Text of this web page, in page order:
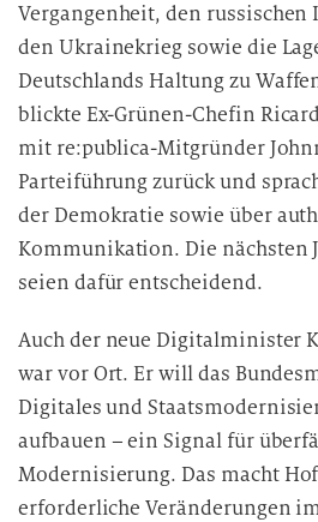
Vergangenheit, den
den Ukrainekrieg sowie die
Deutschlands Haltung zu
blickte Ex-Grünen-Chefin
mit re:publica-Mitgründer
Parteiführung zurück und
der Demokratie sowie über
Kommunikation. Die nächsten
seien dafür entscheidend.
Auch der neue Digitalminister
war vor Ort. Er will das
Digitales und
aufbauen – ein Signal für
Modernisierung. Das macht
erforderliche Veränderungen